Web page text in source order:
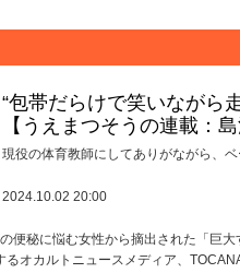
“包帯だらけで笑いながら
【うえまつそうの連載：島
現役の体育教師にしてありがながら、
2024.10.02 20:00
便秘に悩む女性から摘出された「巨大
オカルトニュースメディア、